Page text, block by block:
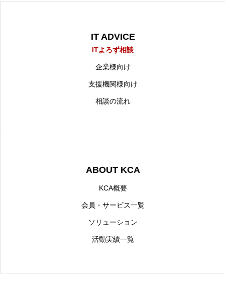
IT ADVICE
ITよろず相談
企業様向け
支援機関様向け
相談の流れ
ABOUT KCA
KCA概要
会員・サービス一覧
ソリューション
活動実績一覧